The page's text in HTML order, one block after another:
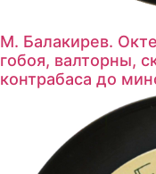
М. Балакирев.
гобоя, валторны,
контрабаса до